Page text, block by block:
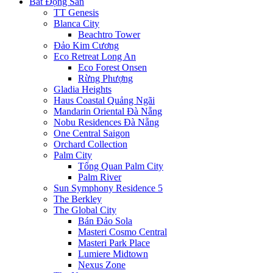
TT Genesis
Blanca City
Beachtro Tower
Đảo Kim Cương
Eco Retreat Long An
Eco Forest Onsen
Rừng Phượng
Gladia Heights
Haus Coastal Quảng Ngãi
Mandarin Oriental Đà Nẵng
Nobu Residences Đà Nẵng
One Central Saigon
Orchard Collection
Palm City
Tổng Quan Palm City
Palm River
Sun Symphony Residence 5
The Berkley
The Global City
Bán Đảo Sola
Masteri Cosmo Central
Masteri Park Place
Lumiere Midtown
Nexus Zone